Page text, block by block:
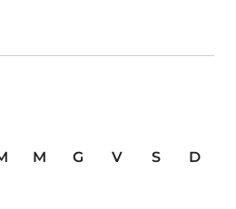
M G V S
D